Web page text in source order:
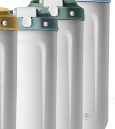
帳頁面顯示為準，若有關於
問，請聯繫「AFTEE先享後付
support/home
並將交易相關給付款項請求債
護人之同意方可使用
之損失，本公司不負相關責